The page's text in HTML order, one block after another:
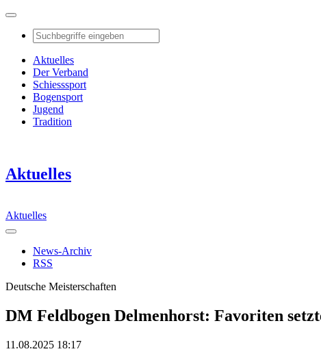
Aktuelles
Der Verband
Schiesssport
Bogensport
Jugend
Tradition
Aktuelles
Aktuelles
News-Archiv
RSS
Deutsche Meisterschaften
DM Feldbogen Delmenhorst: Favoriten
11.08.2025 18:17